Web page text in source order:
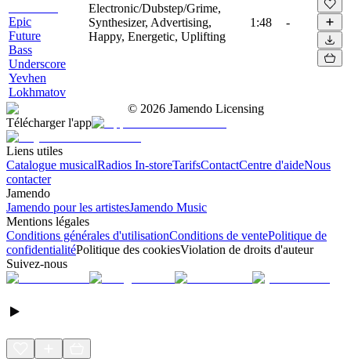
Epic
Future
Bass
Underscore
Yevhen
Lokhmatov
Electronic/Dubstep/Grime,
Synthesizer, Advertising,
Happy, Energetic, Uplifting
1:48 -
© 2026 Jamendo Licensing
Télécharger l'app
Liens utiles
Catalogue musicalRadios In-storeTarifsContactCentre d'aideNous
contacter
Jamendo
Jamendo pour les artistesJamendo Music
Mentions légales
Conditions générales d'utilisationConditions de ventePolitique de
confidentialitéPolitique des cookiesViolation de droits d'auteur
Suivez-nous